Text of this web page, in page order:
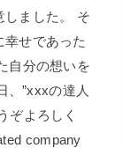
しました。 そ
せであった
自分の想いを
、”xxxの達人
ぞよろしく
company